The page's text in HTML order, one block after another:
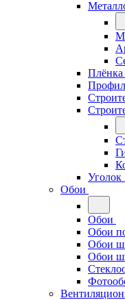
Плёнка
Обои
Обои
Обои
Обои
Обои